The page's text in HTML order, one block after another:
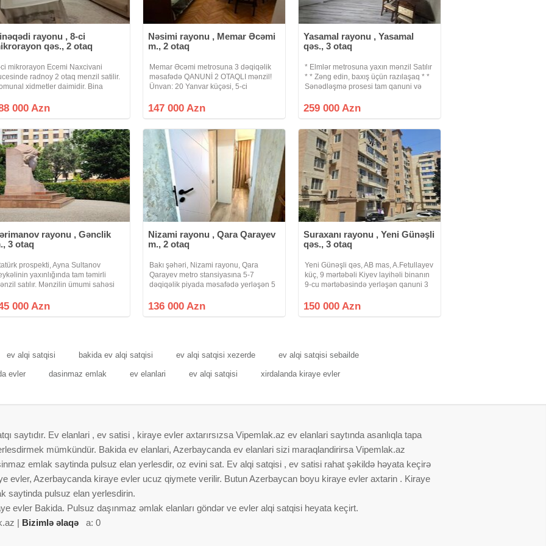
rayonu , 8-ci
qəs., 2 otaq
mikrorayon Ecemi Naxcivani
radnoy 2 otaq menzil satilir.
xidmetler daimidir. Bina
sernisin lifti var. Binanin
000 Azn
Nəsimi rayonu , Memar Əcəmi
m., 2 otaq
Memar Əcəmi metrosuna 3 dəqiqəlik
məsafədə QANUNİ 2 OTAQLI mənzil!
Ünvan: 20 Yanvar küçəsi, 5-ci
tikili Mərtəbə: 2/5 Sahə: 40, 2 m² Otaq
147 000 Azn
Yasamal rayonu , Yasamal
qəs., 3 otaq
* Elmlər metrosuna yaxın mənzil Satılır
* * Zəng edin, baxış üçün razılaşaq * *
Sənədləşmə prosesi tam qanuni və
köhnə tikili * Otaq Sayı : 3 otaqlı *
259 000 Azn
rayonu , Gənclik
3 otaq
prospekti, Ayna Sultanov
yaxınlığında tam təmirli
satılır. Mənzilin ümumi sahəsi
9 mərtəbəli binanın 8 ci
000 Azn
Nizami rayonu , Qara Qarayev
m., 2 otaq
Bakı şəhəri, Nizami rayonu, Qara
Qarayev metro stansiyasına 5-7
dəqiqəlik piyada məsafədə yerləşən 5
cü mərtəbəsində 1 otaqdan 2 otağa
136 000 Azn
Suraxanı rayonu , Yeni Günəşli
qəs., 3 otaq
Yeni Günəşli qəs, AB mas, A.Fetullayev
küç, 9 mərtəbəli Kiyev layihəli binanın
9-cu mərtəbəsində yerləşən qanuni 3
satışdadır. Menzilin üstünlükleri-
150 000 Azn
ev alqi satqisi bakida ev alqi satqisi ev alqi satqisi xezerde ev alqi satqisi sebailde
evler dasinmaz emlak ev elanlari ev alqi satqisi xirdalanda kiraye evler
saytıdır. Ev elanlari , ev satisi , kiraye evler axtarırsızsa Vipemlak.az ev elanlari saytında asanlıqla tapa
mümkündür. Bakida ev elanlari, Azerbaycanda ev elanlari sizi maraqlandirirsa Vipemlak.az
emlak saytinda pulsuz elan yerlesdir, oz evini sat. Ev alqi satqisi , ev satisi rahat şəkildə həyata keçirə
evler, Azerbaycanda kiraye evler ucuz qiymete verilir. Butun Azerbaycan boyu kiraye evler axtarin . Kiraye
saytinda pulsuz elan yerlesdirin.
evler Bakida. Pulsuz daşınmaz əmlak elanları göndər ve evler alqi satqisi heyata keçirt.
| Bizimlə əlaqə a: 0